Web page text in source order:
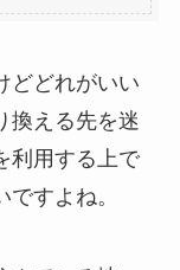
どどれがいい
換える先を迷
利用する上で
すよね。